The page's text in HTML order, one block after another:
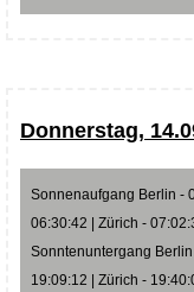
Donnerstag,
Sonnenaufgang Berlin -
06:30:42 | Zürich -
Sonntenuntergang
19:09:12 | Zürich -